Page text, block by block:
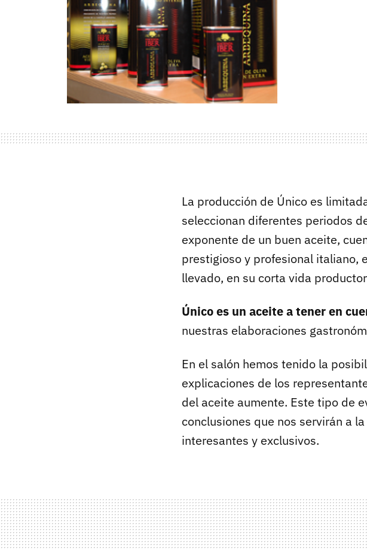
La producción de Único es
seleccionan diferentes periodos
exponente de un buen aceite,
prestigioso y profesional italiano,
llevado, en su corta vida
Único es un aceite a tener en
nuestras elaboraciones
En el salón hemos tenido la
explicaciones de los
del aceite aumente. Este tipo de
conclusiones que nos servirán a
interesantes y exclusivos.